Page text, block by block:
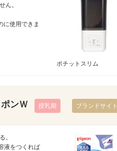
ん。
使用できま
ポチットスリム
ンＷ 授乳期 ブランドサイト
。
液をつくれば